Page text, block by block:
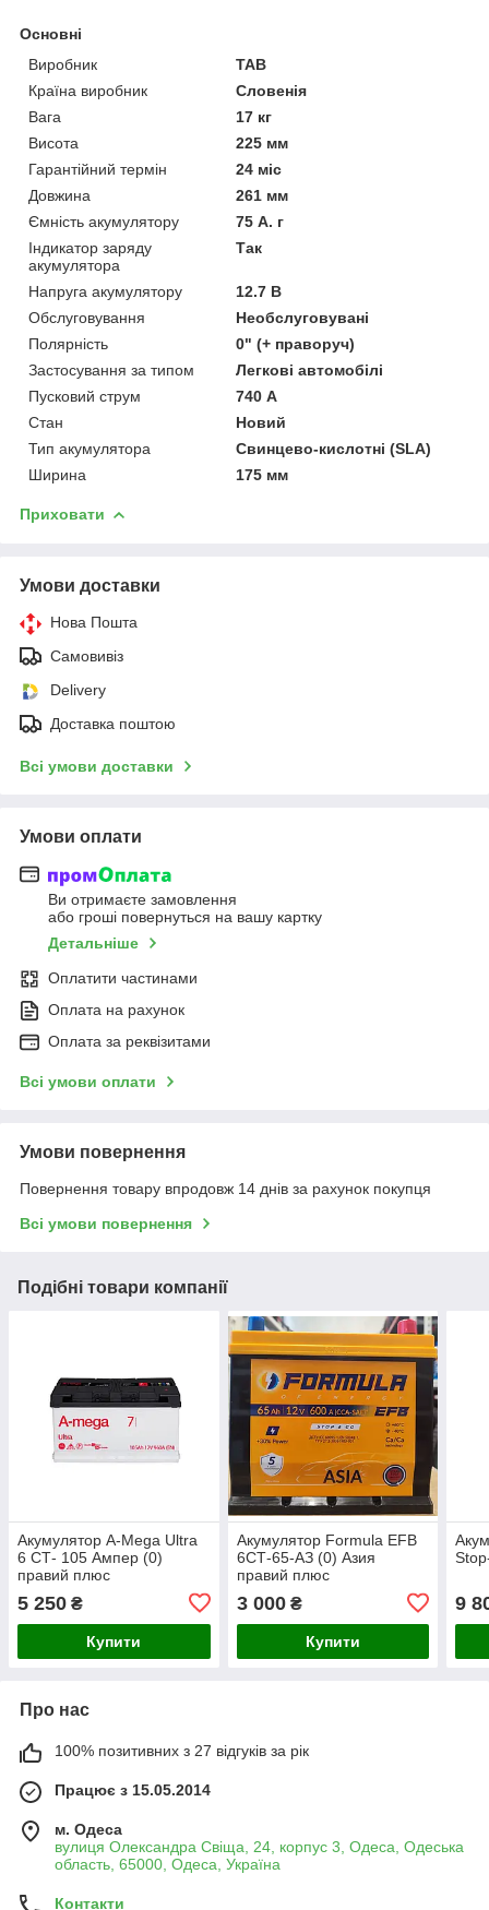
Основні
Виробник
TAB
Країна виробник
Словенія
Вага
17 кг
Висота
225 мм
Гарантійний термін
24 міс
Довжина
261 мм
Ємність акумулятору
75 А. г
Індикатор заряду
акумулятора
Так
Напруга акумулятору
12.7 В
Обслуговування
Необслуговувані
Полярність
0" (+ праворуч)
Застосування за типом
Легкові автомобілі
Пусковий струм
740 А
Стан
Новий
Тип акумулятора
Свинцево-кислотні (SLA)
Ширина
175 мм
Приховати
Умови доставки
Нова Пошта
Самовивіз
Delivery
Доставка поштою
Всі умови доставки
Умови оплати
Ви отримаєте замовлення
або гроші повернуться на вашу картку
Детальніше
Оплатити частинами
Оплата на рахунок
Оплата за реквізитами
Всі умови оплати
Умови повернення
Повернення товару впродовж 14 днів за рахунок покупця
Всі умови повернення
Подібні товари компанії
Акумулятор A-Mega Ultra
6 СТ- 105 Aмпер (0)
правий плюс
5 250 ₴
Купити
Акумулятор Formula EFB
6СТ-65-АЗ (0) Азия
правий плюс
3 000₴
Купити
9
Про нас
100% позитивних з 27 відгуків за рік
Працює з 15.05.2014
м. Одеса
вулиця Олександра Свіща, 24, корпус 3, Одеса, Одеська
область, 65000, Одеса, Україна
Контакти